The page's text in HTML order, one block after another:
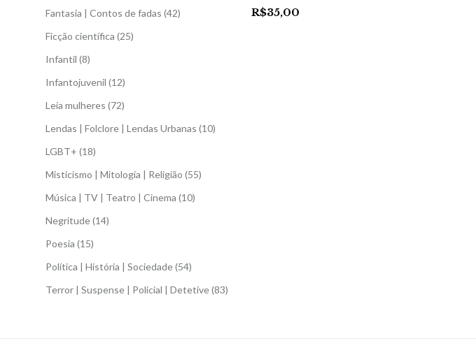
Fantasia | Contos de fadas (42)
Ficção científica (25)
Infantil (8)
Infantojuvenil (12)
Leia mulheres (72)
Lendas | Folclore | Lendas Urbanas (10)
LGBT+ (18)
Misticismo | Mitologia | Religião (55)
Música | TV | Teatro | Cinema (10)
Negritude(14)
Poesia (15)
Política | História | Sociedade(54)
Terror | Suspense | Policial | Detetive(83)
R$35,00